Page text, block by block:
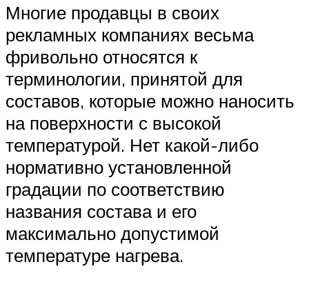
Многие продавцы в своих
рекламных компаниях весьма
фривольно относятся к
терминологии, принятой для
составов, которые можно наносить
на поверхности с высокой
температурой. Нет какой-либо
нормативно установленной
градации по соответствию
названия состава и его
максимально допустимой
температуре нагрева.